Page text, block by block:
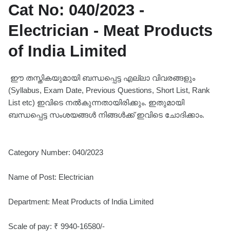
Cat No: 040/2023 -
Electrician - Meat Products
of India Limited
ഈ തസ്തികയുമായി ബന്ധപ്പെട്ട എല്ലാ വിവരങ്ങളും
(Syllabus, Exam Date, Previous Questions, Short List, Rank
List etc) ഇവിടെ നൽകുന്നതായിരിക്കും. ഇതുമായി
ബന്ധപ്പെട്ട സംശയങ്ങൾ നിങ്ങൾക്ക് ഇവിടെ ചോദിക്കാം.
Category Number: 040/2023
Name of Post: Electrician
Department: Meat Products of India Limited
Scale of pay: ₹ 9940-16580/-